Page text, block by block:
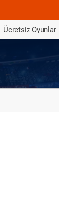
Ücretsiz Oyunlar